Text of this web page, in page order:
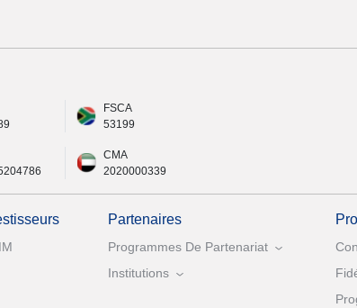
FSCA
53199
CMA
2020000339
Partenaires
Programmes De Partenariat
Institutions